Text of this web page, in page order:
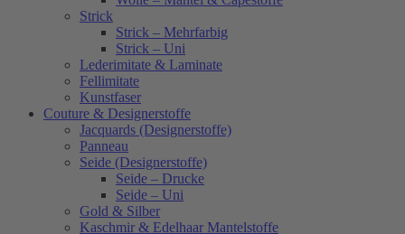
Strick
Strick – Mehrfarbig
Strick – Uni
Lederimitate & Laminate
Fellimitate
Kunstfaser
Couture & Designerstoffe
Jacquards (Designerstoffe)
Panneau
Seide (Designerstoffe)
Seide – Drucke
Seide – Uni
Gold & Silber
Kaschmir & Edelhaar Mantelstoffe